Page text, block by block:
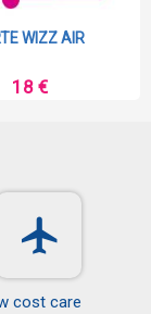
WIZZ AIR
18 €
cost care